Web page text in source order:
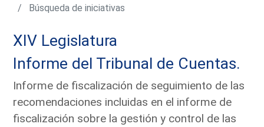
Búsqueda de iniciativas
XIV Legislatura
Informe del Tribunal de Cuentas.
Informe de fiscalización de seguimiento de las
recomendaciones incluidas en el informe de
fiscalización sobre la gestión y control de las